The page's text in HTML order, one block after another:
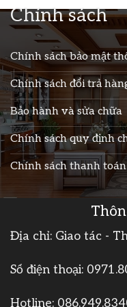
Chính sách
Chính sách bảo mật
Chính sách đổi trả
Bảo hành và sửa chữa
Chính sách quy định
Chính sách thanh toán
Địa chỉ: Giao tác -
Số điện thoại:
Hotline: